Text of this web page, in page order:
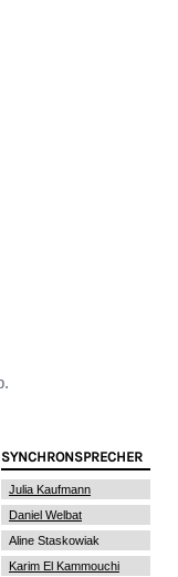
SYNCHRONSPRECHER
Julia Kaufmann
Daniel Welbat
Aline Staskowiak
Karim El Kammouchi